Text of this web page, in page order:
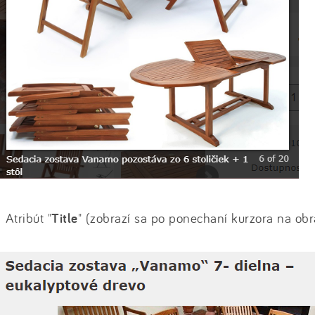
"Title" (zobrazí sa po ponechaní kurzora na